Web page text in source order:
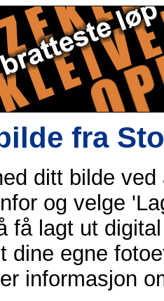
fra
ditt bilde
og velge
få lagt ut
dine egne
informasjon